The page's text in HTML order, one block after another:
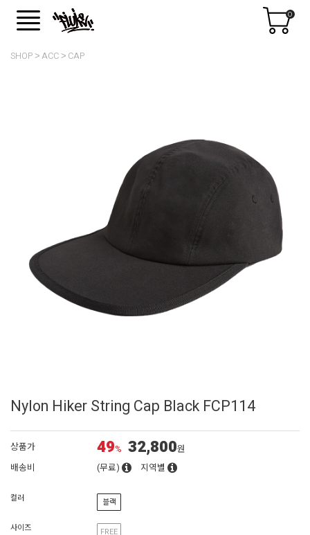
0
SHOP ACC CAP
Nylon Hiker String Cap Black FCP114
상품가 49% 32,800원
배송비
(무료) 지역별
컬러 블랙
사이즈 FREE